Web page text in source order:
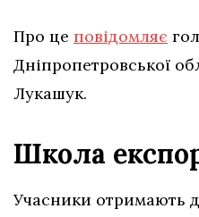
Про це повідомляє
Дніпропетровської
Лукашук.
Школа
Учасники отримають